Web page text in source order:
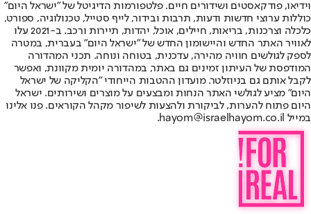
וידיאו, פודקאסטים ושידורים חיים. פלטפורמות הדיגיטל של "ישראל היום"
כוללות ערוצי חדשות ודעות, תרבות ובידור, לייף סטייל, טכנולוגיה, ספורט,
כלכלה וצרכנות, בריאות, חיילים, אוכל, יהדות, תיירות ורכב. ב-2021 עלו
לאוויר האתר החדש והיישומון החדש של "ישראל היום" בעברית, במטרה
לספק לגולשים חוויה מהירה, עדכנית, בטוחה ונוחה. תכני המהדורה
המודפסת של העיתון זמינים גם באתר, במהדורה יומית מקוונת, ואפשר
לקבל אותם גם בניוזלטר. מועדון ההטבות הייחודי "הקליקה של ישראל
היום" מציע לגולשי האתר הנחות ומבצעים על מוצרים ושירותים. ישראל
היום פתוח להערות, לביקורת ולהצעות לשיפור מקהל הקוראים. פנו אלינו
במייל hayom@israelhayom.co.il.